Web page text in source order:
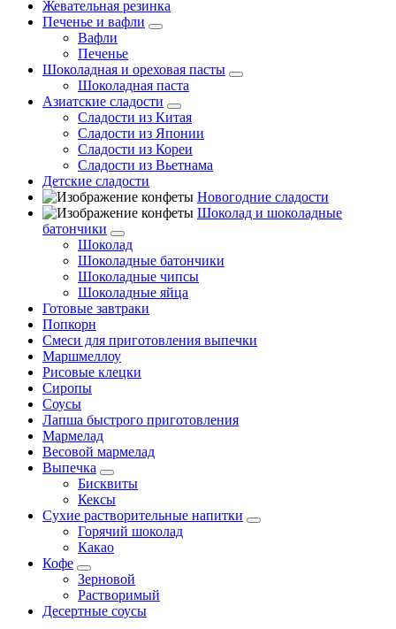
Жевательная резинка
Печенье и вафли
Вафли
Печенье
Шоколадная и ореховая пасты
Шоколадная паста
Азиатские сладости
Сладости из Китая
Сладости из Японии
Сладости из Кореи
Сладости из Вьетнама
Детские сладости
Новогодние сладости
Шоколад и шоколадные
батончики
Шоколад
Шоколадные батончики
Шоколадные чипсы
Шоколадные яйца
Готовые завтраки
Попкорн
Смеси для приготовления выпечки
Маршмеллоу
Рисовые клецки
Сиропы
Соусы
Лапша быстрого приготовления
Мармелад
Весовой мармелад
Выпечка
Бисквиты
Кексы
Сухие растворительные напитки
Горячий шоколад
Какао
Кофе
Зерновой
Растворимый
Десертные соусы